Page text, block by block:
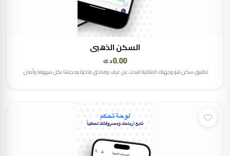
السكن الذهبي
0.00د.ك
تطبيق سكن هو وجهتك المثالية للبحث عن غرف وفنادق فاخرة وحجزها بكل سهولة وأمان.